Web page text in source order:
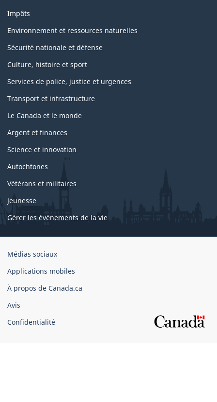
Impôts
Environnement et ressources naturelles
Sécurité nationale et défense
Culture, histoire et sport
Services de police, justice et urgences
Transport et infrastructure
Le Canada et le monde
Argent et finances
Science et innovation
Autochtones
Vétérans et militaires
Jeunesse
Gérer les événements de la vie
Organisation
gouvernement
du
Canada
Médias sociaux
Applications mobiles
À propos de Canada.ca
Avis
Confidentialité